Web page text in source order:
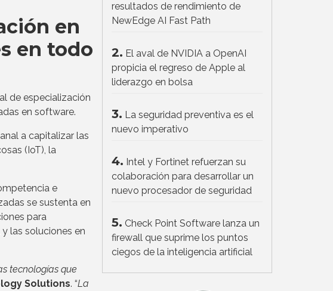
en
en todo
de especialización
en software.
a capitalizar las
(IoT), la
e
se sustenta en
para
las soluciones en
tecnologías que
Solutions. “La
resultados de rendimiento de
NewEdge AI Fast Path
2. El aval de NVIDIA a OpenAI
propicia el regreso de Apple al
liderazgo en bolsa
3. La seguridad preventiva es el
nuevo imperativo
4. Intel y Fortinet refuerzan su
colaboración para desarrollar un
nuevo procesador de seguridad
5. Check Point Software lanza un
firewall que suprime los puntos
ciegos de la inteligencia artificial